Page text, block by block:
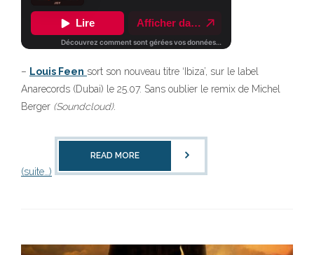
– Louis Feen sort son nouveau titre ‘Ibiza’, sur le label
Anarecords (Dubai) le 25.07. Sans oublier le remix de Michel
Berger (Soundcloud).
(suite…)
READ MORE